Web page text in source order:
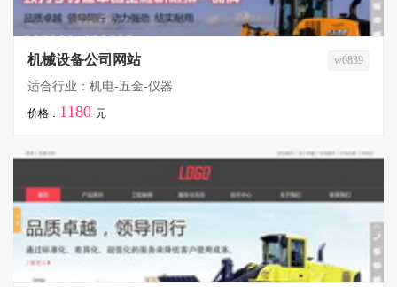
机械设备公司网站 w0839
适合行业：机电-五金-仪器
价格： 1180 元